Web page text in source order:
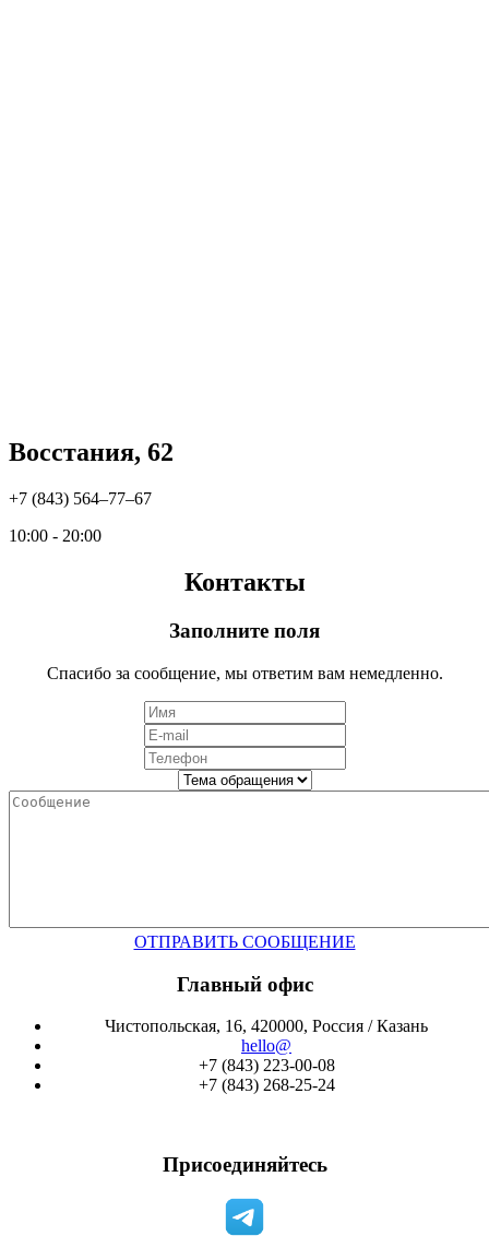
Восстания, 62
+7 (843) 564‒77‒67
10:00 - 20:00
Контакты
Заполните поля
Спасибо за сообщение, мы ответим вам немедленно.
ОТПРАВИТЬ СООБЩЕНИЕ
Главный офис
Чистопольская, 16, 420000, Россия / Казань
hello@
+7 (843) 223-00-08
+7 (843) 268-25-24
Присоединяйтесь